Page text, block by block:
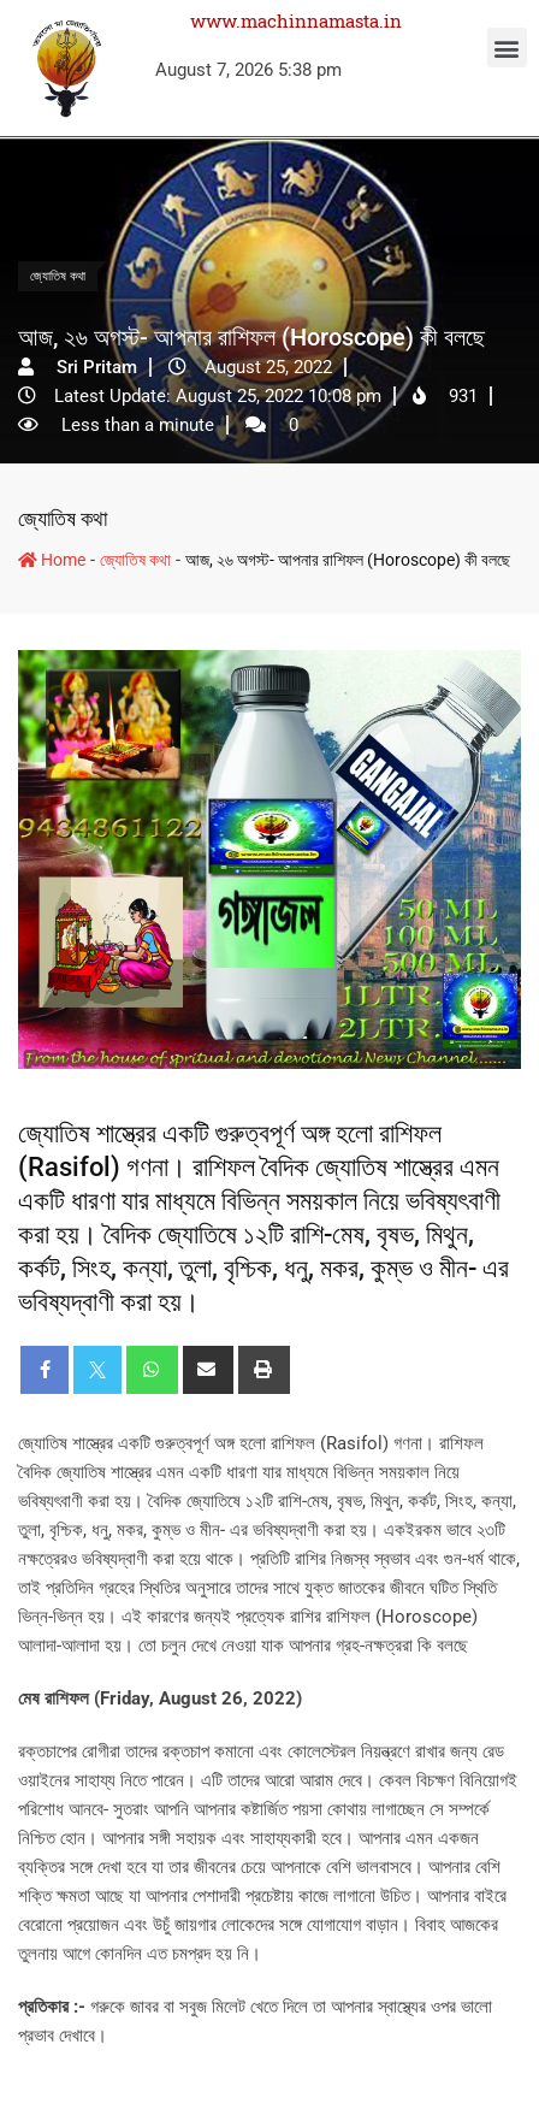
www.machinnamasta.in
August 7, 2026 5:38 pm
জ্যোতিষ কথা
আজ, ২৬ অগস্ট- আপনার রাশিফল (Horoscope) কী বলছে
Sri Pritam
August 25, 2022
Latest Update: August 25, 2022 10:08 pm
931
Less than a minute
0
জ্যোতিষ কথা
Home - জ্যোতিষ কথা - আজ, ২৬ অগস্ট- আপনার রাশিফল (Horoscope) কী বলছে
জ্যোতিষ শাস্ত্রের একটি গুরুত্বপূর্ণ অঙ্গ হলো রাশিফল
(Rasifol) গণনা। রাশিফল বৈদিক জ্যোতিষ শাস্ত্রের এমন
একটি ধারণা যার মাধ্যমে বিভিন্ন সময়কাল নিয়ে ভবিষ্যৎবাণী
করা হয়। বৈদিক জ্যোতিষে ১২টি রাশি-মেষ, বৃষভ, মিথুন,
কর্কট, সিংহ, কন্যা, তুলা, বৃশ্চিক, ধনু, মকর, কুম্ভ ও মীন- এর
ভবিষ্যদ্বাণী করা হয়।
জ্যোতিষ শাস্ত্রের একটি গুরুত্বপূর্ণ অঙ্গ হলো রাশিফল (Rasifol) গণনা। রাশিফল
বৈদিক জ্যোতিষ শাস্ত্রের এমন একটি ধারণা যার মাধ্যমে বিভিন্ন সময়কাল নিয়ে
ভবিষ্যৎবাণী করা হয়। বৈদিক জ্যোতিষে ১২টি রাশি-মেষ, বৃষভ, মিথুন, কর্কট, সিংহ, কন্যা,
তুলা, বৃশ্চিক, ধনু, মকর, কুম্ভ ও মীন- এর ভবিষ্যদ্বাণী করা হয়। একইরকম ভাবে ২৩টি
নক্ষত্রেরও ভবিষ্যদ্বাণী করা হয়ে থাকে। প্রতিটি রাশির নিজস্ব স্বভাব এবং গুন-ধর্ম থাকে,
তাই প্রতিদিন গ্রহের স্থিতির অনুসারে তাদের সাথে যুক্ত জাতকের জীবনে ঘটিত স্থিতি
ভিন্ন-ভিন্ন হয়। এই কারণের জন্যই প্রত্যেক রাশির রাশিফল (Horoscope)
আলাদা-আলাদা হয়। তো চলুন দেখে নেওয়া যাক আপনার গ্রহ-নক্ষত্ররা কি বলছে
মেষ রাশিফল (Friday, August 26, 2022)
রক্তচাপের রোগীরা তাদের রক্তচাপ কমানো এবং কোলেস্টেরল নিয়ন্ত্রণে রাখার জন্য রেড
ওয়াইনের সাহায্য নিতে পারেন। এটি তাদের আরো আরাম দেবে। কেবল বিচক্ষণ বিনিয়োগই
পরিশোধ আনবে- সুতরাং আপনি আপনার কষ্টার্জিত পয়সা কোথায় লাগাচ্ছেন সে সম্পর্কে
নিশ্চিত হোন। আপনার সঙ্গী সহায়ক এবং সাহায্যকারী হবে। আপনার এমন একজন
ব্যক্তির সঙ্গে দেখা হবে যা তার জীবনের চেয়ে আপনাকে বেশি ভালবাসবে। আপনার বেশি
শক্তি ক্ষমতা আছে যা আপনার পেশাদারী প্রচেষ্টায় কাজে লাগানো উচিত। আপনার বাইরে
বেরোনো প্রয়োজন এবং উচুঁ জায়গার লোকেদের সঙ্গে যোগাযোগ বাড়ান। বিবাহ আজকের
তুলনায় আগে কোনদিন এত চমপ্রদ হয় নি।
প্রতিকার :- গরুকে জাবর বা সবুজ মিলেট খেতে দিলে তা আপনার স্বাস্থ্যের ওপর ভালো
প্রভাব দেখাবে।